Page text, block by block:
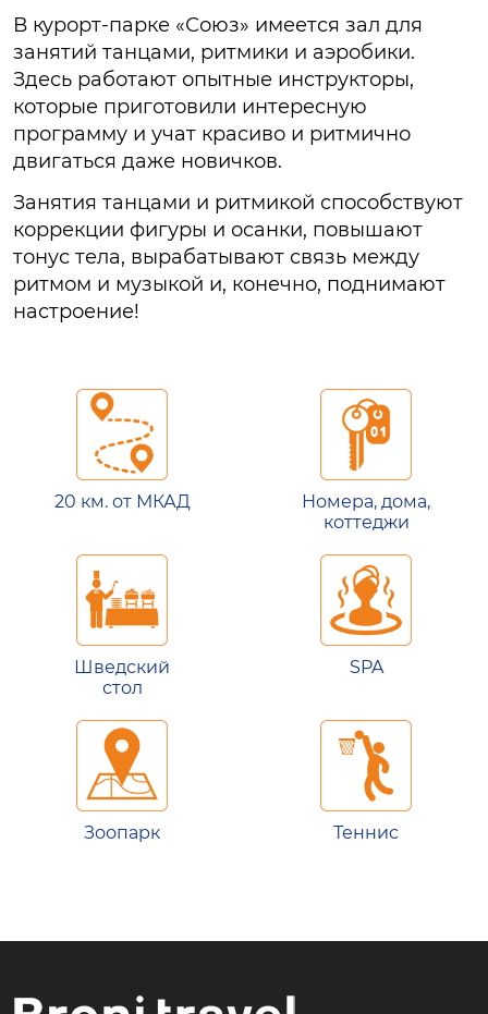
В курорт-парке «Союз» имеется зал для
занятий танцами, ритмики и аэробики.
Здесь работают опытные инструкторы,
которые приготовили интересную
программу и учат красиво и ритмично
двигаться даже новичков.
Занятия танцами и ритмикой способствуют
коррекции фигуры и осанки, повышают
тонус тела, вырабатывают связь между
ритмом и музыкой и, конечно, поднимают
настроение!
20 км. от МКАД
Номера, дома,
коттеджи
Шведский
стол
SPA
Зоопарк Теннис